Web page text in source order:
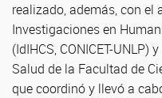
realizado, además, con el
Investigaciones en
(IdIHCS, CONICET-UNLP)
Salud de la Facultad de
que coordinó y llevó a